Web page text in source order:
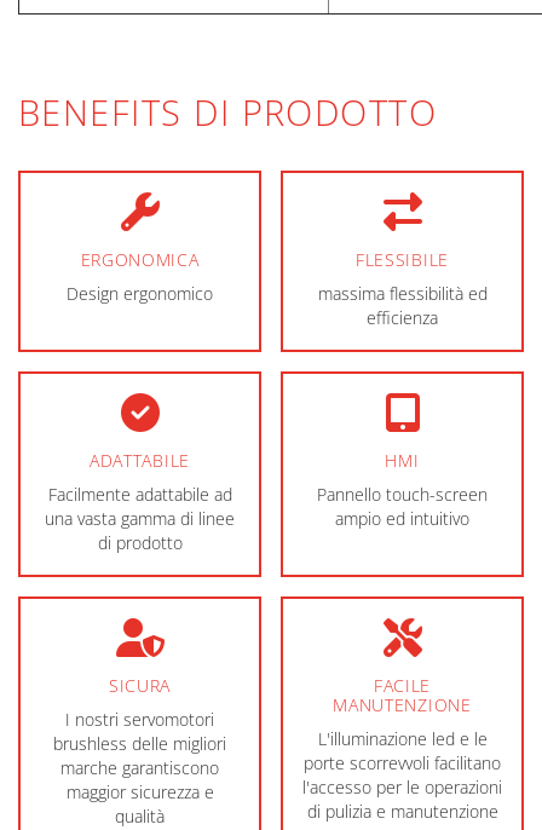
BENEFITS DI PRODOTTO
ERGONOMICA
Design ergonomico
FLESSIBILE
massima flessibilità ed
efficienza
ADATTABILE
Facilmente adattabile ad
una vasta gamma di linee
di prodotto
HMI
Pannello touch-screen
ampio ed intuitivo
SICURA
I nostri servomotori
brushless delle migliori
marche garantiscono
maggior sicurezza e
qualità
FACILE
MANUTENZIONE
L'illuminazione led e le
porte scorrevvoli facilitano
l'accesso per le operazioni
di pulizia e manutenzione